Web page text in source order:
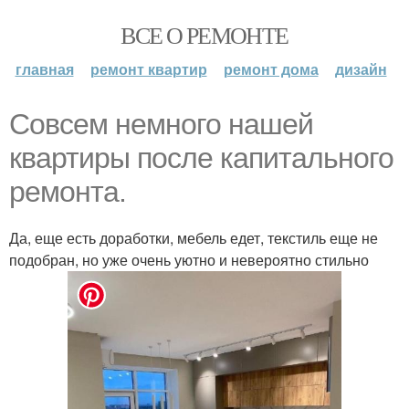
ВСЕ О РЕМОНТЕ
главная ремонт квартир ремонт дома дизайн
Совсем немного нашей
квартиры после капитального
ремонта.
Да, еще есть доработки, мебель едет, текстиль еще не
подобран, но уже очень уютно и невероятно стильно